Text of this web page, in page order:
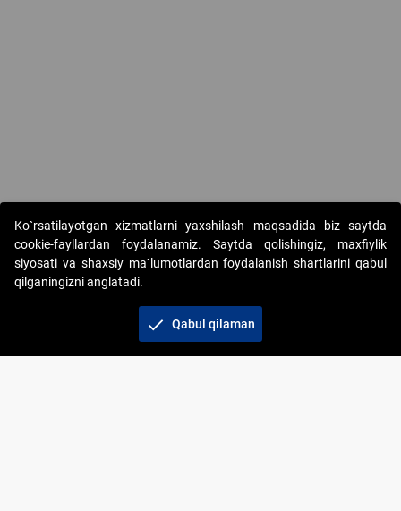
Copyright © 2017-2026. "Elektron onlayn-auksionlarni
tashkil etish" AJ. Barcha huquqlar himoyalangan
Ko`rsatilayotgan xizmatlarni yaxshilash maqsadida biz saytda
cookie-fayllardan foydalanamiz. Saytda qolishingiz, maxfiylik
siyosati va shaxsiy ma`lumotlardan foydalanish shartlarini qabul
qilganingizni anglatadi.
check Qabul qilaman